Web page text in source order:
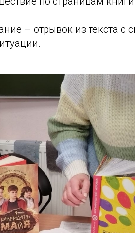
– отрывок из текста с